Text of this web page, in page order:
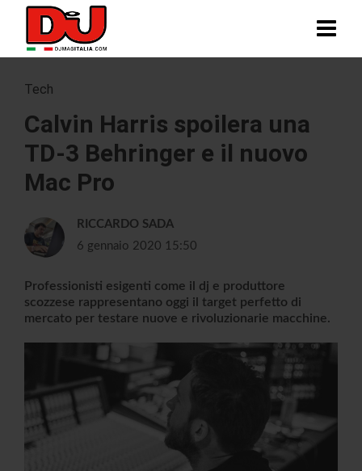
Tech
Calvin Harris spoilera una
TD-3 Behringer e il nuovo
Mac Pro
RICCARDO SADA
6 gennaio 2020 15:50
Professionisti esigenti come il dj e produttore
scozzese rappresentano oggi il target perfetto di
mercato per testare nuove e rivoluzionarie macchine.